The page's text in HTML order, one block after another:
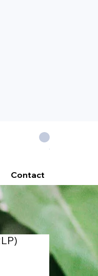
.
Contact